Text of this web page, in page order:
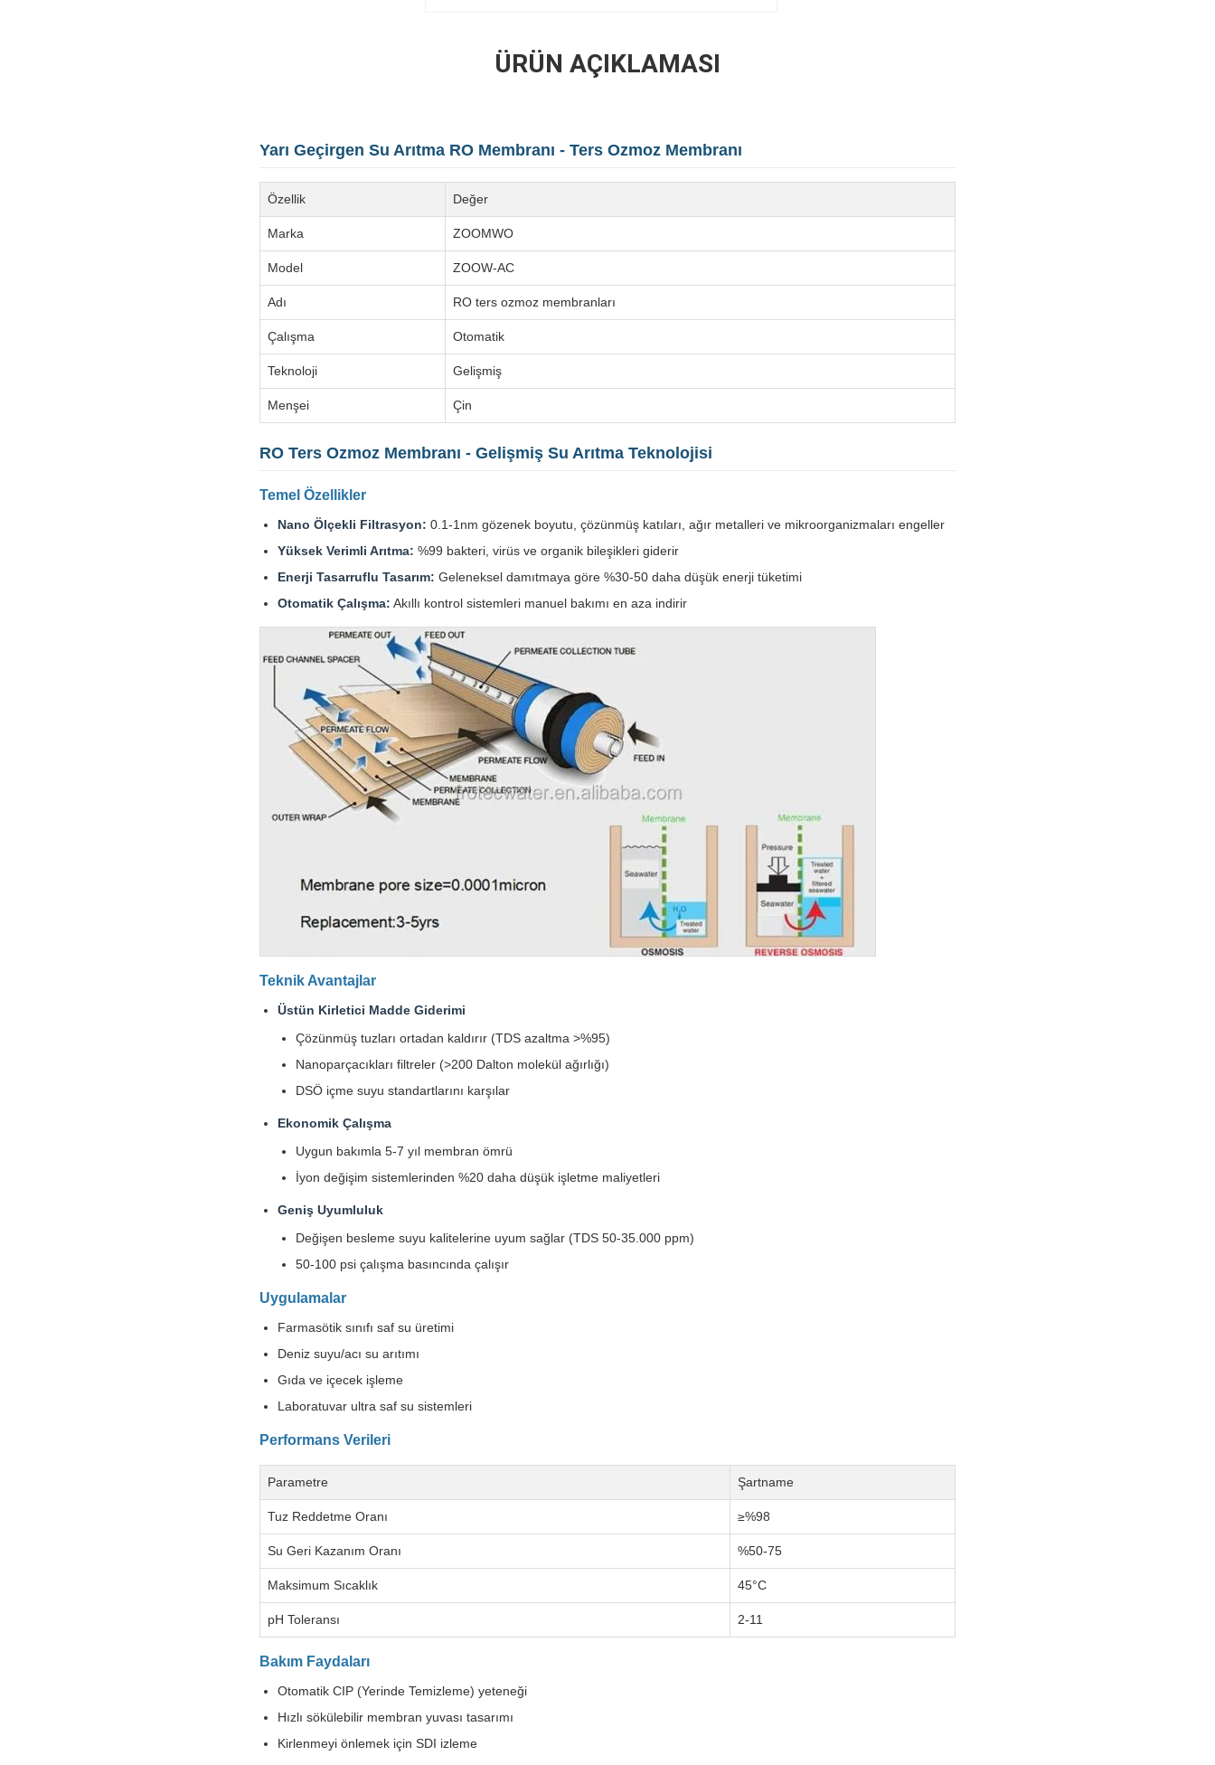
ÜRÜN AÇIKLAMASI
Yarı Geçirgen Su Arıtma RO Membranı - Ters Ozmoz Membranı
Özellik Değer
Marka ZOOMWO
Model ZOOW-AC
Adı RO ters ozmoz membranları
Çalışma Otomatik
Teknoloji Gelişmiş
Menşei Çin
RO Ters Ozmoz Membranı - Gelişmiş Su Arıtma Teknolojisi
Temel Özellikler
Nano Ölçekli Filtrasyon: 0.1-1nm gözenek boyutu, çözünmüş katıları, ağır metalleri ve mikroorganizmaları engeller
Yüksek Verimli Arıtma: %99 bakteri, virüs ve organik bileşikleri giderir
Enerji Tasarruflu Tasarım: Geleneksel damıtmaya göre %30-50 daha düşük enerji tüketimi
Otomatik Çalışma: Akıllı kontrol sistemleri manuel bakımı en aza indirir
Teknik Avantajlar
Üstün Kirletici Madde Giderimi
Çözünmüş tuzları ortadan kaldırır (TDS azaltma >%95)
Nanoparçacıkları filtreler (>200 Dalton molekül ağırlığı)
DSÖ içme suyu standartlarını karşılar
Ekonomik Çalışma
Uygun bakımla 5-7 yıl membran ömrü
İyon değişim sistemlerinden %20 daha düşük işletme maliyetleri
Geniş Uyumluluk
Değişen besleme suyu kalitelerine uyum sağlar (TDS 50-35.000 ppm)
50-100 psi çalışma basıncında çalışır
Uygulamalar
Farmasötik sınıfı saf su üretimi
Deniz suyu/acı su arıtımı
Gıda ve içecek işleme
Laboratuvar ultra saf su sistemleri
Performans Verileri
Parametre Şartname
Tuz Reddetme Oranı ≥%98
Su Geri Kazanım Oranı %50-75
Maksimum Sıcaklık 45°C
pH Toleransı 2-11
Bakım Faydaları
Otomatik CIP (Yerinde Temizleme) yeteneği
Hızlı sökülebilir membran yuvası tasarımı
Kirlenmeyi önlemek için SDI izleme